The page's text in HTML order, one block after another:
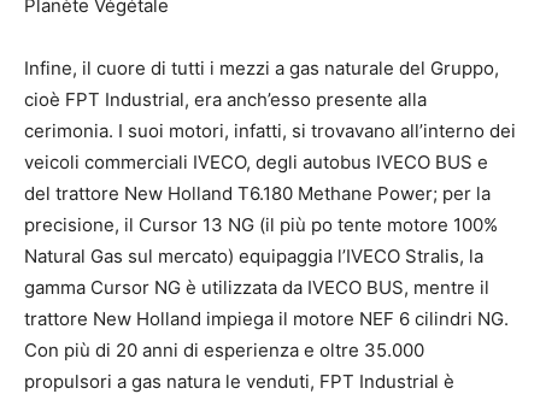
Planète Végétale
Infine, il cuore di tutti i mezzi a gas naturale del Gruppo,
cioè FPT Industrial, era anch’esso presente alla
cerimonia. I suoi motori, infatti, si trovavano all’interno dei
veicoli commerciali IVECO, degli autobus IVECO BUS e
del trattore New Holland T6.180 Methane Power; per la
precisione, il Cursor 13 NG (il più po tente motore 100%
Natural Gas sul mercato) equipaggia l’IVECO Stralis, la
gamma Cursor NG è utilizzata da IVECO BUS, mentre il
trattore New Holland impiega il motore NEF 6 cilindri NG.
Con più di 20 anni di esperienza e oltre 35.000
propulsori a gas natura le venduti, FPT Industrial è